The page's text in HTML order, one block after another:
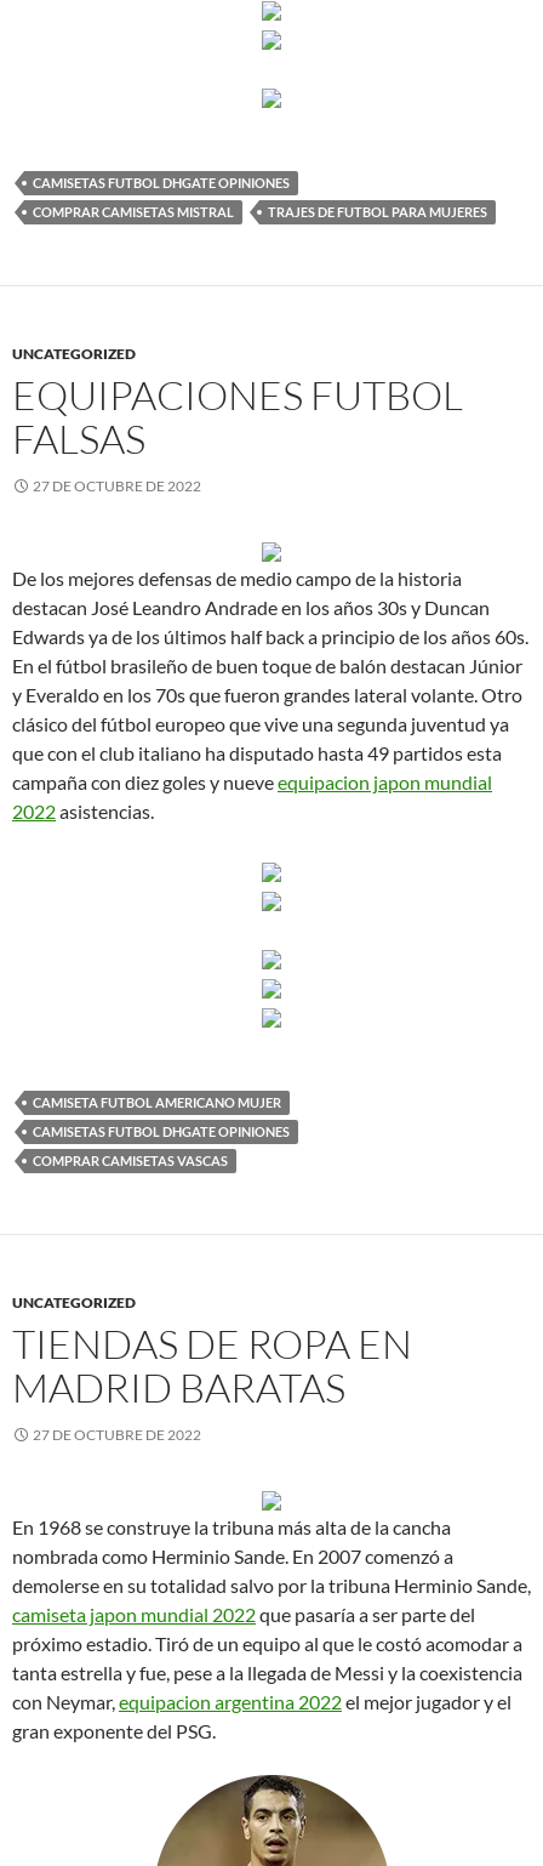
CAMISETAS FUTBOL DHGATE OPINIONES
COMPRAR CAMISETAS MISTRAL
TRAJES DE FUTBOL PARA MUJERES
UNCATEGORIZED
EQUIPACIONES FUTBOL
FALSAS
27 DE OCTUBRE DE 2022
De los mejores defensas de medio campo de la historia
destacan José Leandro Andrade en los años 30s y Duncan
Edwards ya de los últimos half back a principio de los años 60s.
En el fútbol brasileño de buen toque de balón destacan Júnior
y Everaldo en los 70s que fueron grandes lateral volante. Otro
clásico del fútbol europeo que vive una segunda juventud ya
que con el club italiano ha disputado hasta 49 partidos esta
campaña con diez goles y nueveequipacion japon mundial
2022asistencias.
CAMISETA FUTBOL AMERICANO MUJER
CAMISETAS FUTBOL DHGATE OPINIONES
COMPRAR CAMISETAS VASCAS
UNCATEGORIZED
TIENDAS DE ROPA EN
MADRID BARATAS
27 DE OCTUBRE DE 2022
En 1968 se construye la tribuna más alta de la cancha
nombrada como Herminio Sande. En 2007 comenzó a
demolerse en su totalidad salvo por la tribuna Herminio Sande,
camiseta japon mundial 2022que pasaría a ser parte del
próximo estadio. Tiró de un equipo al que le costó acomodar a
tanta estrella y fue, pese a la llegada de Messi y la coexistencia
con Neymar,equipacion argentina 2022el mejor jugador y el
gran exponente del PSG.